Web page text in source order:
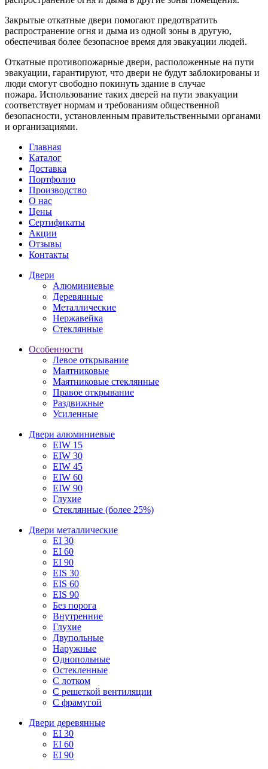
Закрытые откатные двери помогают предотвратить
распространение огня и дыма из одной зоны в другую,
обеспечивая более безопасное время для эвакуации людей.
Откатные противопожарные двери, расположенные на пути
эвакуации, гарантируют, что двери не будут заблокированы и
люди смогут свободно покинуть здание в случае
пожара. Использование таких дверей на пути эвакуации
соответствует нормам и требованиям общественной
безопасности, установленным правительственными органами
и организациями.
Главная
Каталог
Доставка
Портфолио
Производство
О нас
Цены
Сертификаты
Акции
Отзывы
Контакты
Двери
Алюминиевые
Деревянные
Металлические
Нержавейка
Стеклянные
Особенности
Левое открывание
Маятниковые
Маятниковые стеклянные
Правое открывание
Раздвижные
Усиленные
Двери алюминиевые
EIW 15
EIW 30
EIW 45
EIW 60
EIW 90
Глухие
Стеклянные (более 25%)
Двери металлические
EI 30
EI 60
EI 90
EIS 30
EIS 60
EIS 90
Без порога
Внутренние
Глухие
Двупольные
Наружные
Однопольные
Остекленные
С лотком
С решеткой вентиляции
С фрамугой
Двери деревянные
EI 30
EI 60
EI 90